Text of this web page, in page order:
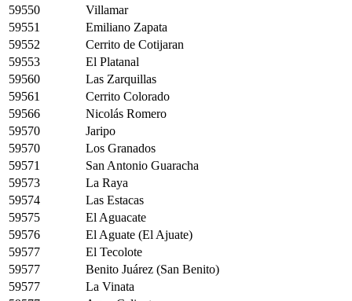
59550
Villamar
59551
Emiliano Zapata
59552
Cerrito de Cotijaran
59553
El Platanal
59560
Las Zarquillas
59561
Cerrito Colorado
59566
Nicolás Romero
59570
Jaripo
59570
Los Granados
59571
San Antonio Guaracha
59573
La Raya
59574
Las Estacas
59575
El Aguacate
59576
El Aguate (El Ajuate)
59577
El Tecolote
59577
Benito Juárez (San Benito)
59577
La Vinata